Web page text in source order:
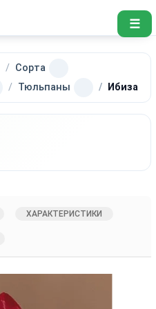
☰
Сорта
Тюльпаны Ибиза
ХАРАКТЕРИСТИКИ